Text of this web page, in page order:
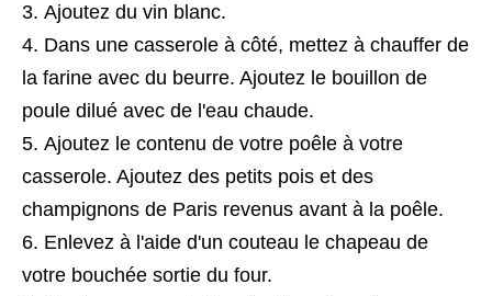
Ajoutez du vin blanc.
Dans une casserole à côté, mettez à chauffer de
la farine avec du beurre. Ajoutez le bouillon de
poule dilué avec de l'eau chaude.
Ajoutez le contenu de votre poêle à votre
casserole. Ajoutez des petits pois et des
champignons de Paris revenus avant à la poêle.
Enlevez à l'aide d'un couteau le chapeau de
votre bouchée sortie du four.